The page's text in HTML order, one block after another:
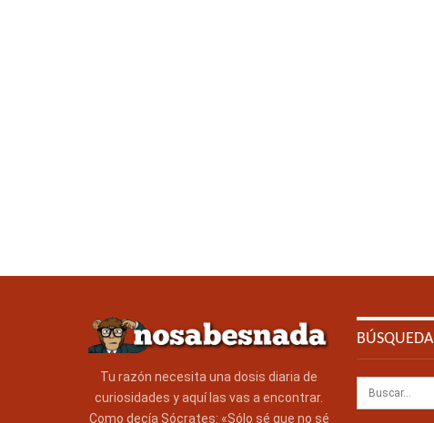
Tu razón necesita una dosis diaria de
curiosidades y aquí las vas a encontrar.
Como decía Sócrates: «Sólo sé que no sé
BÚSQUEDA